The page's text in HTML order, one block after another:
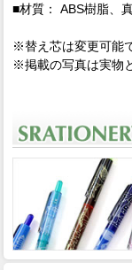
■材質： ABS樹脂、
※替え芯は変更可能
※掲載の写真は実物